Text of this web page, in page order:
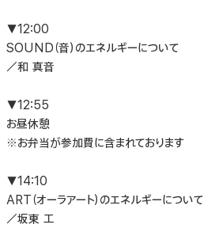
▼12:00
SOUND（音）のエネルギーについて
／和 真音
▼12:55
お昼休憩
※お弁当が参加費に含まれております
▼14:10
ART（オーラアート）のエネルギーについて
／坂東 工